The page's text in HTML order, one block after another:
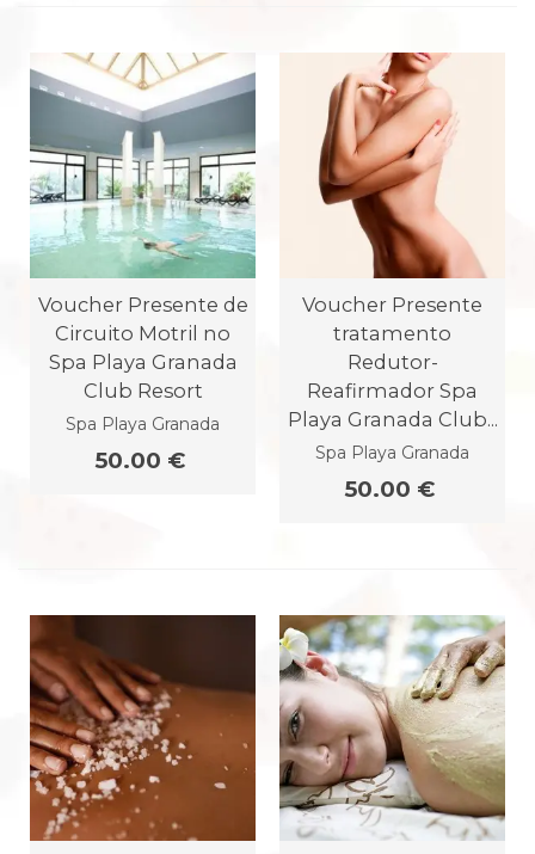
Voucher Presente de
Circuito Motril no
Spa Playa Granada
Club Resort
Spa Playa Granada
50.00 €
Voucher Presente
tratamento
Redutor-
Reafirmador Spa
Playa Granada Club...
Spa Playa Granada
50.00 €